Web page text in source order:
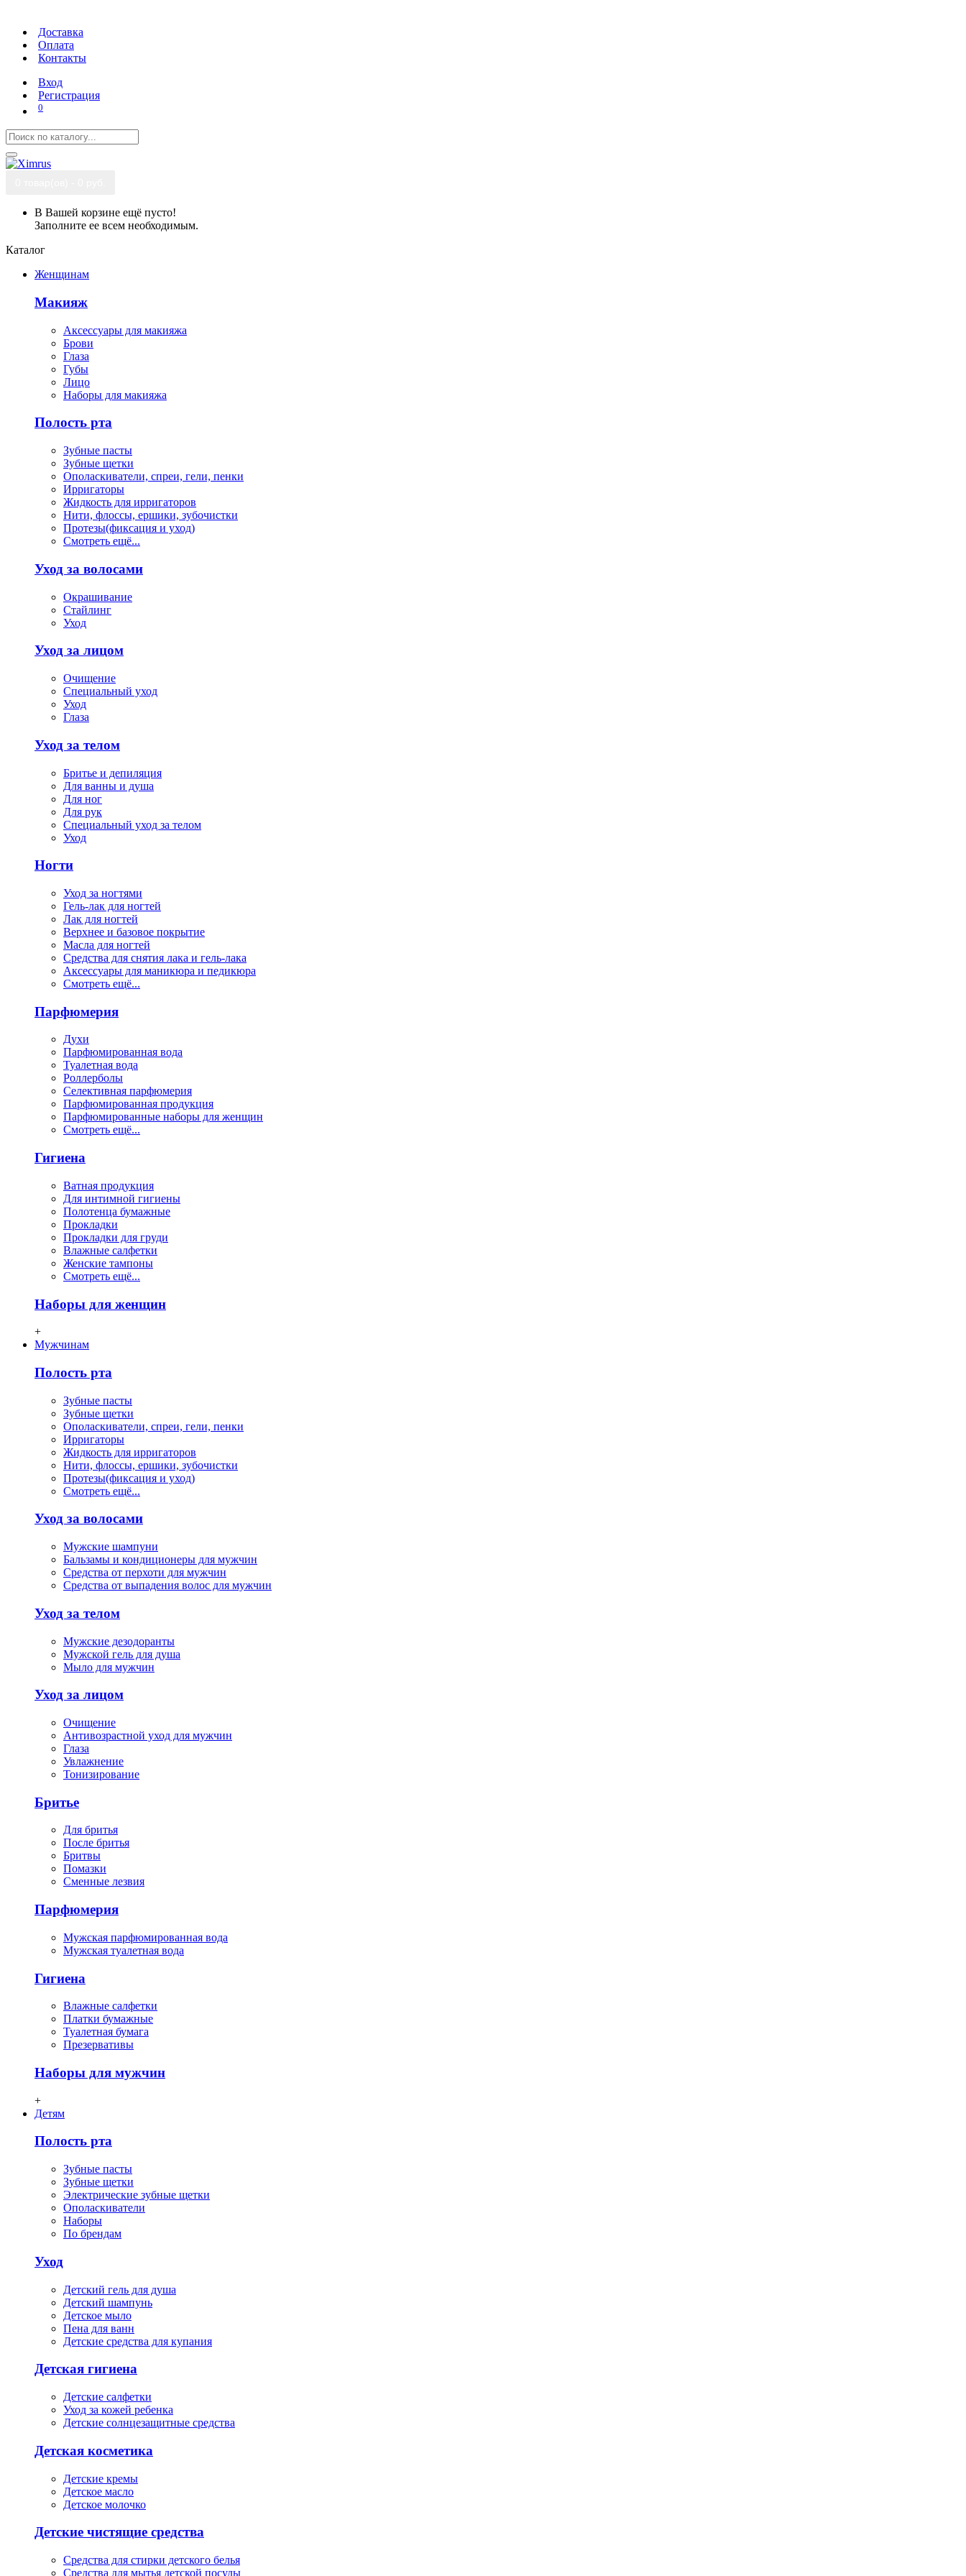
Доставка
Оплата
Контакты
Вход
Регистрация
0
В Вашей корзине ещё пусто!
Заполните ее всем необходимым.
Каталог
Женщинам
Макияж
Аксессуары для макияжа
Брови
Глаза
Губы
Лицо
Наборы для макияжа
Полость рта
Зубные пасты
Зубные щетки
Ополаскиватели, спреи, гели, пенки
Ирригаторы
Жидкость для ирригаторов
Нити, флоссы, ершики, зубочистки
Протезы(фиксация и уход)
Смотреть ещё...
Уход за волосами
Окрашивание
Стайлинг
Уход
Уход за лицом
Очищение
Специальный уход
Уход
Глаза
Уход за телом
Бритье и депиляция
Для ванны и душа
Для ног
Для рук
Специальный уход за телом
Уход
Ногти
Уход за ногтями
Гель-лак для ногтей
Лак для ногтей
Верхнее и базовое покрытие
Масла для ногтей
Средства для снятия лака и гель-лака
Аксессуары для маникюра и педикюра
Смотреть ещё...
Парфюмерия
Духи
Парфюмированная вода
Туалетная вода
Роллерболы
Селективная парфюмерия
Парфюмированная продукция
Парфюмированные наборы для женщин
Смотреть ещё...
Гигиена
Ватная продукция
Для интимной гигиены
Полотенца бумажные
Прокладки
Прокладки для груди
Влажные салфетки
Женские тампоны
Смотреть ещё...
Наборы для женщин
+
Мужчинам
Полость рта
Зубные пасты
Зубные щетки
Ополаскиватели, спреи, гели, пенки
Ирригаторы
Жидкость для ирригаторов
Нити, флосcы, ершики, зубочистки
Протезы(фиксация и уход)
Смотреть ещё...
Уход за волосами
Мужские шампуни
Бальзамы и кондиционеры для мужчин
Средства от перхоти для мужчин
Средства от выпадения волос для мужчин
Уход за телом
Мужские дезодоранты
Мужской гель для душа
Мыло для мужчин
Уход за лицом
Очищение
Антивозрастной уход для мужчин
Глаза
Увлажнение
Тонизирование
Бритье
Для бритья
После бритья
Бритвы
Помазки
Сменные лезвия
Парфюмерия
Мужская парфюмированная вода
Мужская туалетная вода
Гигиена
Влажные салфетки
Платки бумажные
Туалетная бумага
Презервативы
Наборы для мужчин
+
Детям
Полость рта
Зубные пасты
Зубные щетки
Электрические зубные щетки
Ополаскиватели
Наборы
По брендам
Уход
Детский гель для душа
Детский шампунь
Детское мыло
Пена для ванн
Детские средства для купания
Детская гигиена
Детские салфетки
Уход за кожей ребенка
Детские солнцезащитные средства
Детская косметика
Детские кремы
Детское масло
Детское молочко
Детские чистящие средства
Средства для стирки детского белья
Средства для мытья детской посуды